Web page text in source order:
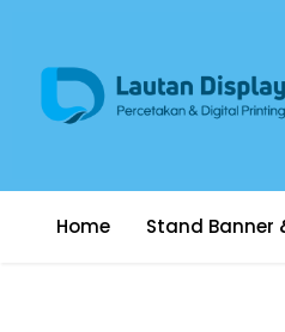
Home Stand Banner